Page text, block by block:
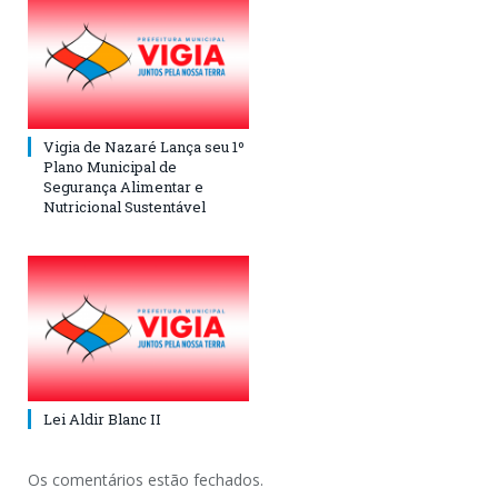
Vigia de Nazaré Lança seu 1º
Plano Municipal de
Segurança Alimentar e
Nutricional Sustentável
Lei Aldir Blanc II
Os comentários estão fechados.